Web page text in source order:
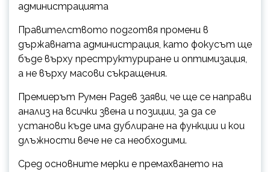
администрацията
Правителството подготвя промени в
държавната администрация, като фокусът ще
бъде върху преструктуриране и оптимизация,
а не върху масови съкращения.
Премиерът Румен Радев заяви, че ще се направи
анализ на всички звена и позиции, за да се
установи къде има дублиране на функции и кои
длъжности вече не са необходими.
Сред основните мерки е премахването на